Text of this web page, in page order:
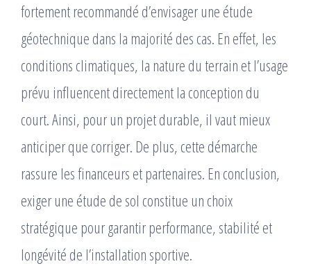
fortement recommandé d’envisager une étude
géotechnique dans la majorité des cas. En effet, les
conditions climatiques, la nature du terrain et l’usage
prévu influencent directement la conception du
court. Ainsi, pour un projet durable, il vaut mieux
anticiper que corriger. De plus, cette démarche
rassure les financeurs et partenaires. En conclusion,
exiger une étude de sol constitue un choix
stratégique pour garantir performance, stabilité et
longévité de l’installation sportive.